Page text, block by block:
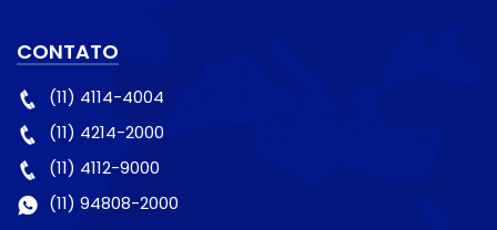
CONTATO
(11) 4114-4004
(11) 4214-2000
(11) 4112-9000
(11) 94808-2000